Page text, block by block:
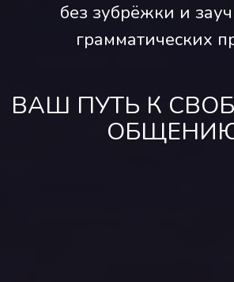
без зубрёжки и
грамматических
ВАШ ПУТЬ К